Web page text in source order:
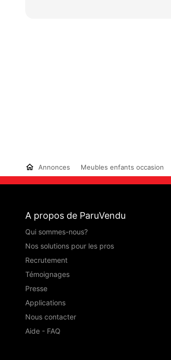
Annonces Meubles enfants occasion
A propos de ParuVendu
Qui sommes-nous?
Nos solutions pour les pros
Recrutement
Témoignages
Presse
Applications
Nous contacter
Aide - FAQ